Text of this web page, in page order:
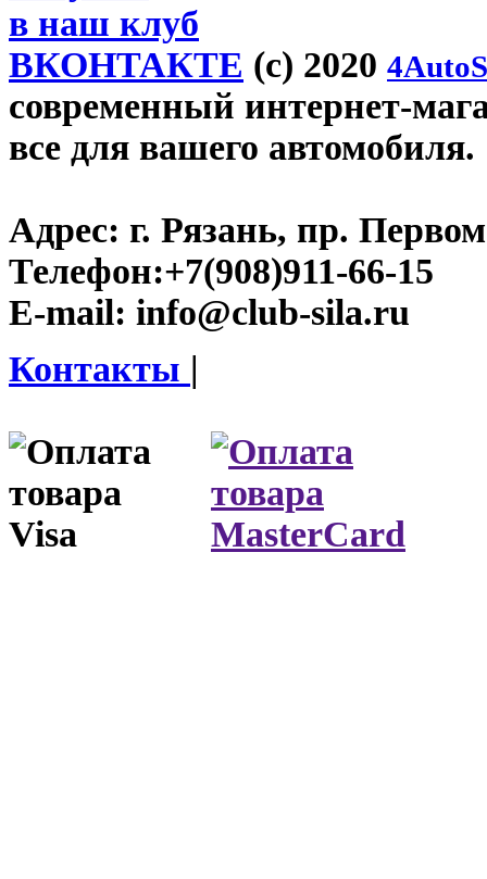
в наш клуб
ВКОНТАКТЕ (c) 2020
современный интернет-
все для вашего автомобиля.
Адрес: г. Рязань, пр.
Телефон:+7(908)911-66-15
E-mail: info@club-sila.ru
Контакты |